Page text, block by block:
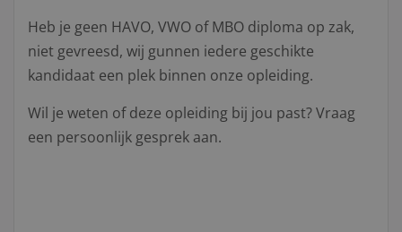
Heb je geen HAVO, VWO of MBO diploma op zak,
niet gevreesd, wij gunnen iedere geschikte
kandidaat een plek binnen onze opleiding.
Wil je weten of deze opleiding bij jou past? Vraag
een persoonlijk gesprek aan.